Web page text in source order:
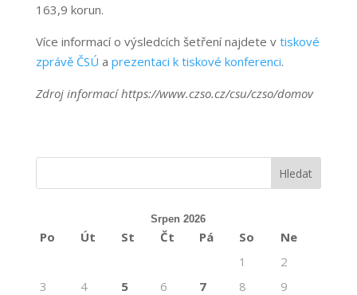
163,9 korun.
Více informací o výsledcích šetření najdete v tiskové
zprávě ČSÚ a prezentaci k tiskové konferenci.
Zdroj informací https://www.czso.cz/csu/czso/domov
Srpen 2026
Po Út St Čt Pá So
Ne
1
2
3
4 5 6 7 8
9